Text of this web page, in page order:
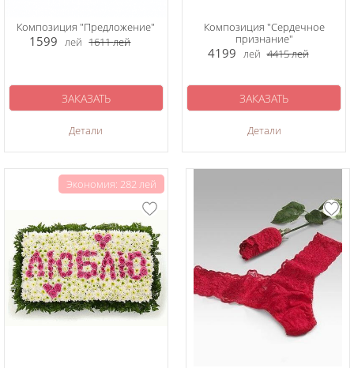
Композиция "Предложение"
1599 лей 1611лей
Детали
ЗАКАЗАТЬ
Композиция "Сердечное
признание"
4199 лей 4415лей
Детали
ЗАКАЗАТЬ
Экономия: 282 лей